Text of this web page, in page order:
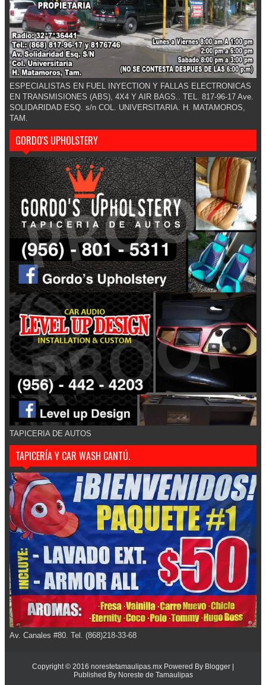
ESPECIALISTAS EN FUEL INYECTION Y FALLAS ELECTRONICAS
EN TRANSMISIONES (ABS), 4X4 Y AIR BAGS.. TEL. 817-96-17 Ave.
SOLIDARIDAD ESQ. s/n COL. UNIVERSITARIA. H. MATAMOROS,
TAM.
GORDO'S UPHOLSTERY
TAPICERIA DE AUTOS
TAPICERÍA Y CAR WASH CANTÚ.
Av. Canales #80. Tel. (868)218-33-68
Copyright © 2016 norestetamaulipas.mx Powered By Blogger
Published By Noreste de Tamaulipas